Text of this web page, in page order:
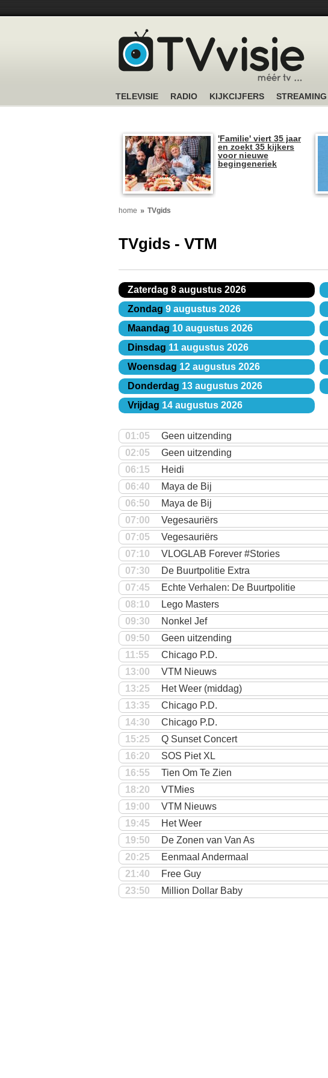
TELEVISIE RADIO KIJKCIJFERS STREAMING
'Familie' viert 35 jaar
en zoekt 35 kijkers
voor nieuwe
begingeneriek
home TVgids
TVgids - VTM
Zaterdag 8 augustus 2026
Zondag 9 augustus 2026
Maandag 10 augustus 2026
Dinsdag 11 augustus 2026
Woensdag 12 augustus 2026
Donderdag 13 augustus 2026
Vrijdag 14 augustus 2026
01:05
Geen uitzending
02:05
Geen uitzending
06:15
Heidi
06:40
Maya de Bij
06:50
Maya de Bij
07:00
Vegesauriërs
07:05
Vegesauriërs
07:10
VLOGLAB Forever #Stories
07:30
De Buurtpolitie Extra
07:45
Echte Verhalen: De Buurtpolitie
08:10
Lego Masters
09:30
Nonkel Jef
09:50
Geen uitzending
11:55
Chicago P.D.
13:00
VTM Nieuws
13:25
Het Weer (middag)
13:35
Chicago P.D.
14:30
Chicago P.D.
15:25
Q Sunset Concert
16:20
SOS Piet XL
16:55
Tien Om Te Zien
18:20
VTMies
19:00
VTM Nieuws
19:45
Het Weer
19:50
De Zonen van Van As
20:25
Eenmaal Andermaal
21:40
Free Guy
23:50
Million Dollar Baby